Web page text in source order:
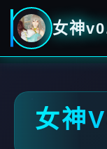
女神
女神